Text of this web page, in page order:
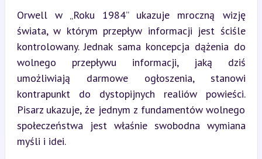
Orwell w „Roku 1984” ukazuje mroczną wizję
świata, w którym przepływ informacji jest ściśle
kontrolowany. Jednak sama koncepcja dążenia do
wolnego przepływu informacji, jaką dziś
umożliwiają darmowe ogłoszenia, stanowi
kontrapunkt do dystopijnych realiów powieści.
Pisarz ukazuje, że jednym z fundamentów wolnego
społeczeństwa jest właśnie swobodna wymiana
myśli i idei.